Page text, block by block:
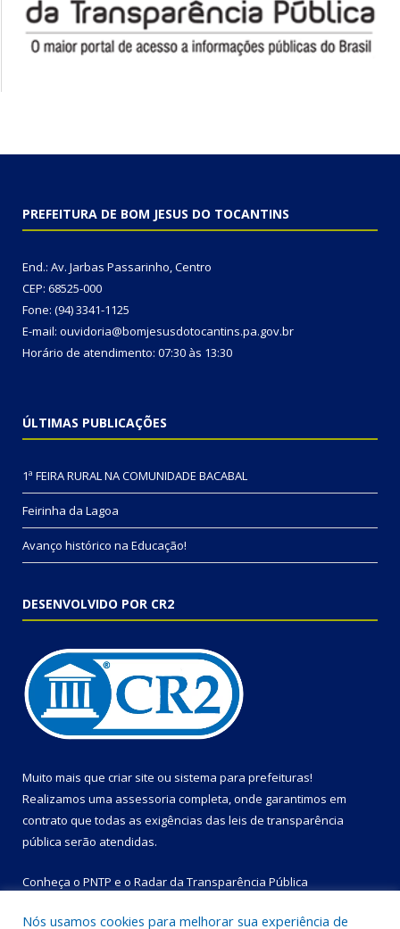
PREFEITURA DE BOM JESUS DO TOCANTINS
End.: Av. Jarbas Passarinho, Centro
CEP: 68525-000
Fone: (94) 3341-1125
E-mail: ouvidoria@bomjesusdotocantins.pa.gov.br
Horário de atendimento: 07:30 às 13:30
ÚLTIMAS PUBLICAÇÕES
1ª FEIRA RURAL NA COMUNIDADE BACABAL
Feirinha da Lagoa
Avanço histórico na Educação!
DESENVOLVIDO POR CR2
Muito mais que criar site ou sistema para prefeituras!
Realizamos uma assessoria completa, onde garantimos em
contrato que todas as exigências das leis de transparência
pública serão atendidas.
Conheça o PNTP e o Radar da Transparência Pública
Nós usamos cookies para melhorar sua experiência de